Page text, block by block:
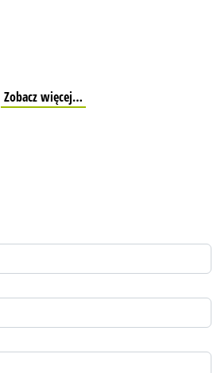
Zobacz więcej…